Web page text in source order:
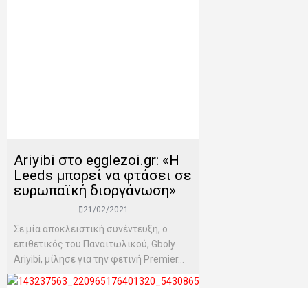
Ariyibi στο egglezoi.gr: «Η
Leeds μπορεί να φτάσει σε
ευρωπαϊκή διοργάνωση»
21/02/2021
Σε μία αποκλειστική συνέντευξη, ο
επιθετικός του Παναιτωλικού, Gboly
Ariyibi, μίλησε για την φετινή Premier...